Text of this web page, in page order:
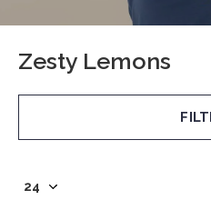
Zesty Lemons